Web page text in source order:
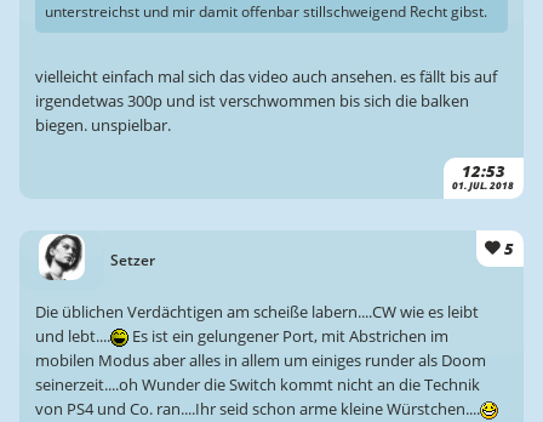
12:53
01. JUL. 2018
unterstreichst und mir damit offenbar stillschweigend Recht gibst.
vielleicht einfach mal sich das video auch ansehen. es fällt bis auf
irgendetwas 300p und ist verschwommen bis sich die balken
biegen. unspielbar.
Setzer
5
Die üblichen Verdächtigen am scheiße labern....CW wie es leibt
und lebt....
Es ist ein gelungener Port, mit Abstrichen im
mobilen Modus aber alles in allem um einiges runder als Doom
seinerzeit....oh Wunder die Switch kommt nicht an die Technik
von PS4 und Co. ran....Ihr seid schon arme kleine Würstchen....